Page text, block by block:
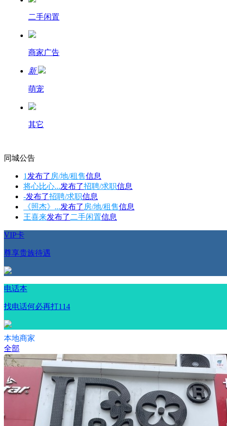
二手闲置
商家广告
新
萌宠
其它
同城公告
1 发布了 房/地/租售信息
将心比心...发布了招聘/求职信息
-发布了招聘/求职信息
《照杰》...发布了 房/地/租售信息
王喜来发布了 二手闲置信息
VIP卡
尊享贵族待遇
电话本
找电话何必再打114
本地商家
全部